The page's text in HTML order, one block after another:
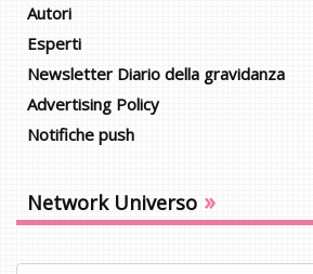
Autori
Esperti
Newsletter Diario della gravidanza
Advertising Policy
Notifiche push
Network Universo »